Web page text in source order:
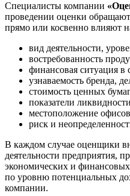
Специалисты компании
проведении оценки
прямо или косвенно влияют
вид деятельности,
востребованность
финансовая ситуация в
узнаваемость бренда,
стоимость ценных
показатели
местоположение
риск и
В каждом случае оценщики
деятельности предприятия,
экономических и
по уровню потенциальных
компании.
Гатчина
Геленджик
Глазов
Горно-Алтайск
Городец
Горячий Ключ
Грозный
Губаха
Губкинский
Гуково
Гулькевичи
Гусев